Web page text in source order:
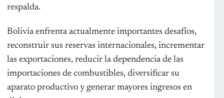
respalda.
Bolivia enfrenta actualmente importantes desafíos,
reconstruir sus reservas internacionales, incrementar
las exportaciones, reducir la dependencia de las
importaciones de combustibles, diversificar su
aparato productivo y generar mayores ingresos en